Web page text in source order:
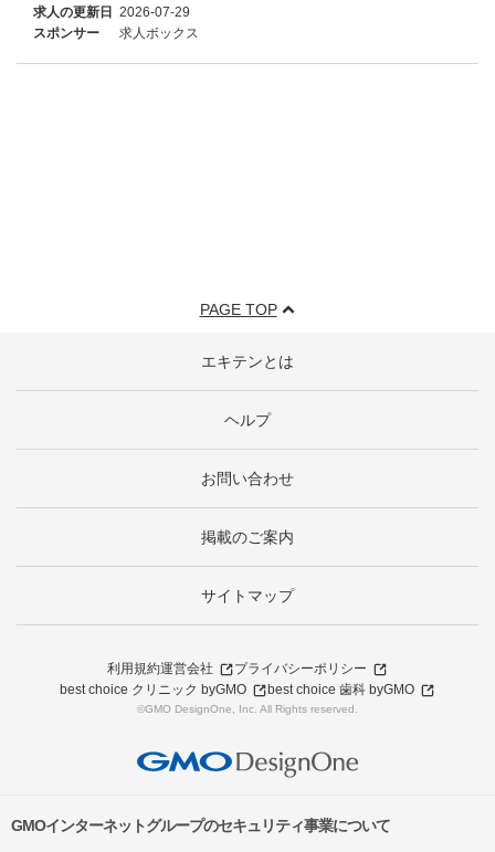
求人の更新日 2026-07-29
スポンサー
求人ボックス
PAGE TOP
エキテンとは
ヘルプ
お問い合わせ
掲載のご案内
サイトマップ
利用規約運営会社
プライバシーポリシー
best choice クリニック byGMO
best choice 歯科 byGMO
©GMO DesignOne, Inc. All Rights reserved.
GMOインターネットグループのセキュリティ事業について